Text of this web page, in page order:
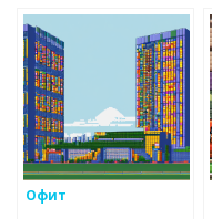
Офит